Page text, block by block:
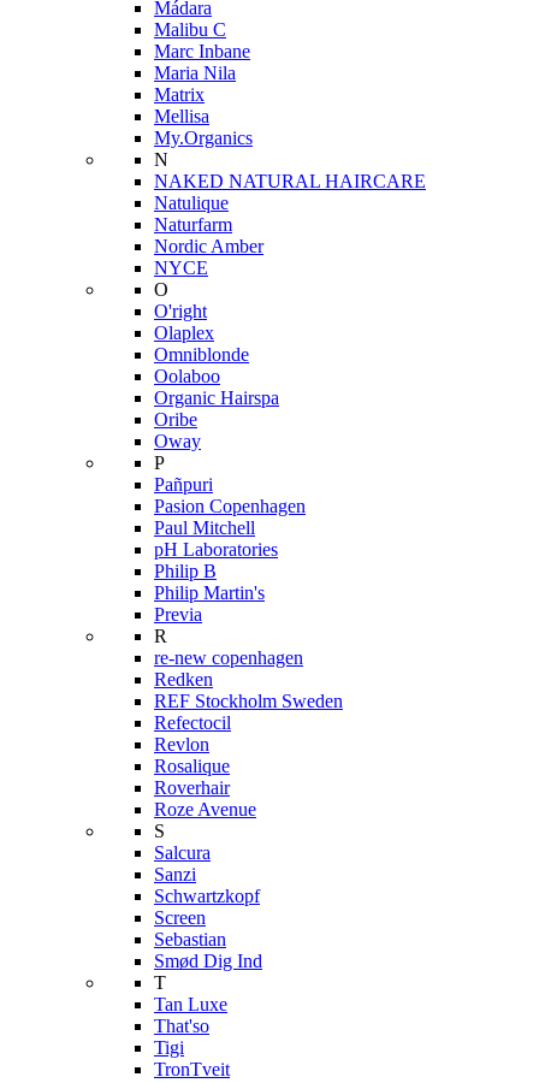
Mádara
Malibu C
Marc Inbane
Maria Nila
Matrix
Mellisa
My.Organics
N
NAKED NATURAL HAIRCARE
Natulique
Naturfarm
Nordic Amber
NYCE
O
O'right
Olaplex
Omniblonde
Oolaboo
Organic Hairspa
Oribe
Oway
P
Pañpuri
Pasion Copenhagen
Paul Mitchell
pH Laboratories
Philip B
Philip Martin's
Previa
R
re-new copenhagen
Redken
REF Stockholm Sweden
Refectocil
Revlon
Rosalique
Roverhair
Roze Avenue
S
Salcura
Sanzi
Schwartzkopf
Screen
Sebastian
Smød Dig Ind
T
Tan Luxe
That'so
Tigi
TronTveit